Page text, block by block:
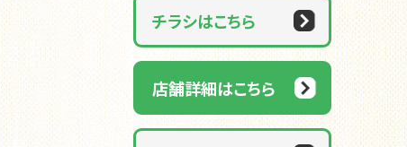
チラシはこちら
店舗詳細はこちら